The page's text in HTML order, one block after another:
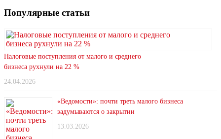
Популярные статьи
Налоговые поступления от малого и среднего
бизнеса рухнули на 22 %
24.04.2026
«Ведомости»: почти треть малого бизнеса
задумываются о закрытии
13.03.2026